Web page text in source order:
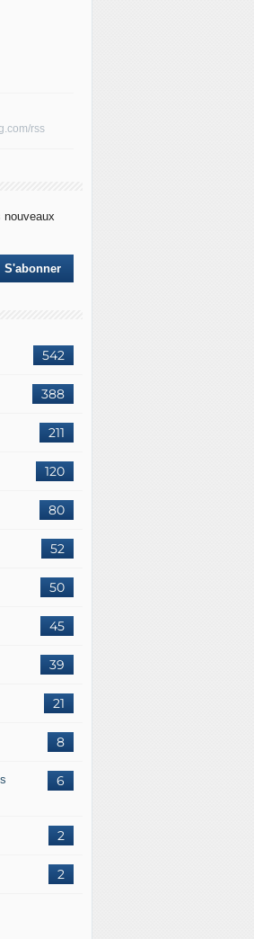
rss
nouveaux
542
388
211
120
80
52
50
45
39
21
8
6
2
2